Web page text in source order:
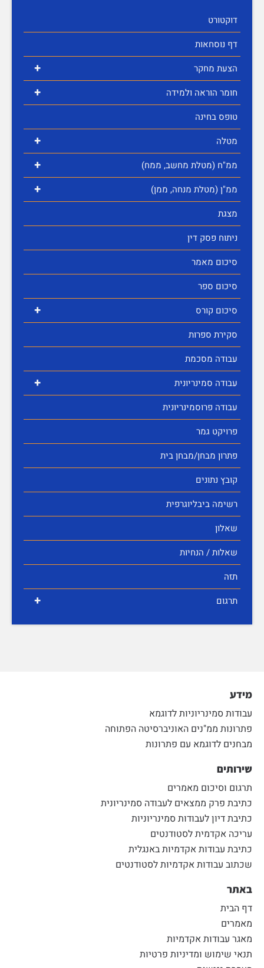
דוקטורט
דף נוסחאות
+ הצעת מחקר
+
חומר הוראה ולמידה
טופס בחינה
+ מטלה
+ ממ"ח (מטלת מחשב, ממח)
+
ממ"ן (מטלת מנחה, ממן)
מצגת
ניתוח פסק דין
סיכום מאמר
סיכום ספר
+
סיכום קורס
סקירת ספרות
עבודה מסכמת
+
עבודה סמינריונית
עבודה פרוסמינריונית
פרויקט גמר
פתרון מבחן/מבחן בית
קובץ נתונים
רשימה ביבליוגרפית
שאלון
שאלות / הנחיות
תזה
+ תרגום
מידע
עבודות סמינריוניות לדוגמא
פתרונות ממ"נים האוניברסיטה הפתוחה
מבחנים לדוגמא עם פתרונות
שירותים
תרגום וסיכום מאמרים
כתיבת פרק ממצאים לעבודה סמינריונית
כתיבת דיון לעבודות סמינריוניות
עריכה אקדמית לסטודנטים
כתיבת עבודות אקדמיות באנגלית
שכתוב עבודות אקדמיות לסטודנטים
באתר
דף הבית
מאמרים
מאגר עבודות אקדמיות
תנאי שימוש ומדיניות פרטיות